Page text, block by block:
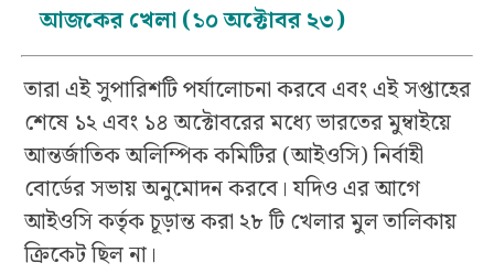
আজকের খেলা (১০ অক্টোবর ২৩)
তারা এই সুপারিশটি পর্যালোচনা করবে এবং এই সপ্তাহের
শেষে ১২ এবং ১৪ অক্টোবরের মধ্যে ভারতের মুম্বাইয়ে
আন্তর্জাতিক অলিম্পিক কমিটির (আইওসি) নির্বাহী
বোর্ডের সভায় অনুমোদন করবে। যদিও এর আগে
আইওসি কর্তৃক চূড়ান্ত করা ২৮ টি খেলার মুল তালিকায়
ক্রিকেট ছিল না।